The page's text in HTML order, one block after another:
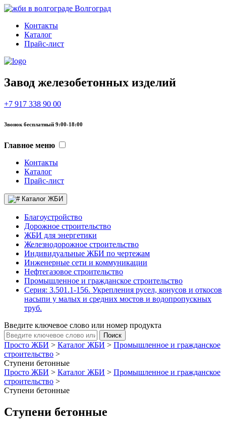
Волгоград
Контакты
Каталог
Прайс-лист
Завод железобетонных изделий
+7 917 338 90 00
Звонок бесплатный 9:00-18:00
Главное меню
Контакты
Каталог
Прайс-лист
Каталог ЖБИ
Благоустройство
Дорожное строительство
ЖБИ для энергетики
Железнодорожное строительство
Индивидуальные ЖБИ по чертежам
Инженерные сети и коммуникации
Нефтегазовое строительство
Промышленное и гражданское строительство
Серия: 3.501.1-156. Укрепления русел, конусов и откосов
насыпи у малых и средних мостов и водопропускных
труб.
Введите ключевое слово или номер продукта
Просто ЖБИ > Каталог ЖБИ > Промышленное и гражданское
строительство >
Ступени бетонные
Просто ЖБИ > Каталог ЖБИ > Промышленное и гражданское
строительство >
Ступени бетонные
Ступени бетонные